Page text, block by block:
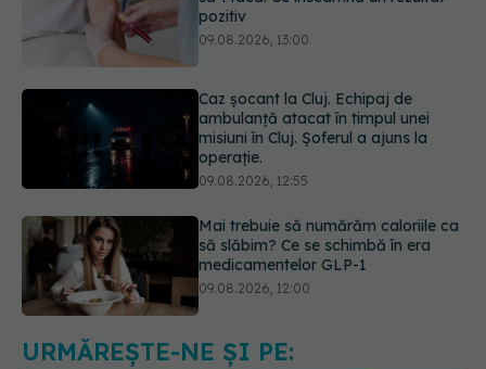
Caz șocant la Cluj. Echipaj de
ambulanță atacat în timpul unei
misiuni în Cluj. Șoferul a ajuns la
09.08.2026, 12:55
Mai trebuie să numărăm caloriile ca
să slăbim? Ce se schimbă în era
medicamentelor GLP-1
Prof. univ. dr. Cătălina Poiană (CMR),
avertisment după ambulanța
atacată în Cluj: Fake news-ul nu
09.08.2026, 14:05
URMĂREȘTE-NE ȘI PE: